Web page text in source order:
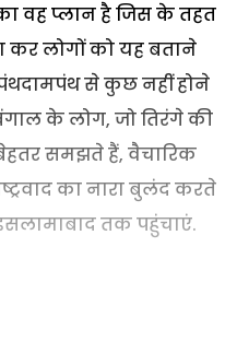
वह प्लान है जिस के तहत
लोगों को यह बताने
से कुछ नहीं होने
के लोग, जो तिरंगे की
समझते हैं, वैचारिक
का नारा बुलंद करते
तक पहुंचाएं.